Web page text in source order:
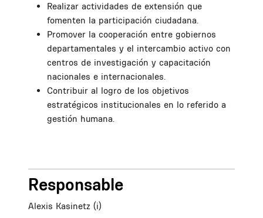
Realizar actividades de extensión que
fomenten la participación ciudadana.
Promover la cooperación entre gobiernos
departamentales y el intercambio activo con
centros de investigación y capacitación
nacionales e internacionales.
Contribuir al logro de los objetivos
estratégicos institucionales en lo referido a
gestión humana.
Responsable
Alexis Kasinetz (i)